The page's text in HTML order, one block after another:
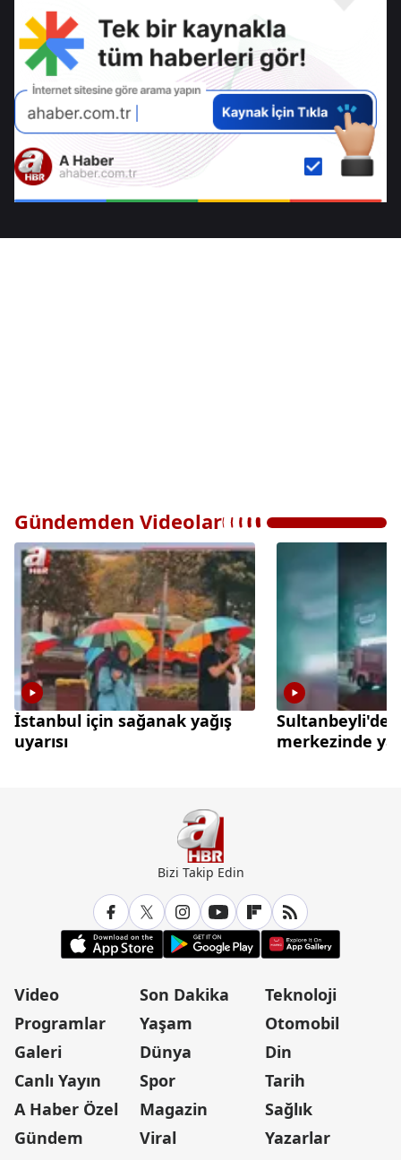
Gündemden Videolar
İstanbul için sağanak yağış
uyarısı
Sultanbeyli'de
merkezinde
Bizi Takip Edin
Video
Programlar
Galeri
Canlı Yayın
A Haber Özel
Gündem
Son Dakika
Yaşam
Dünya
Spor
Magazin
Viral
Teknoloji
Otomobil
Din
Tarih
Sağlık
Yazarlar